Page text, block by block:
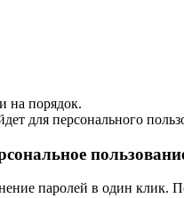
на порядок.
для персонального
паролей в один клик.